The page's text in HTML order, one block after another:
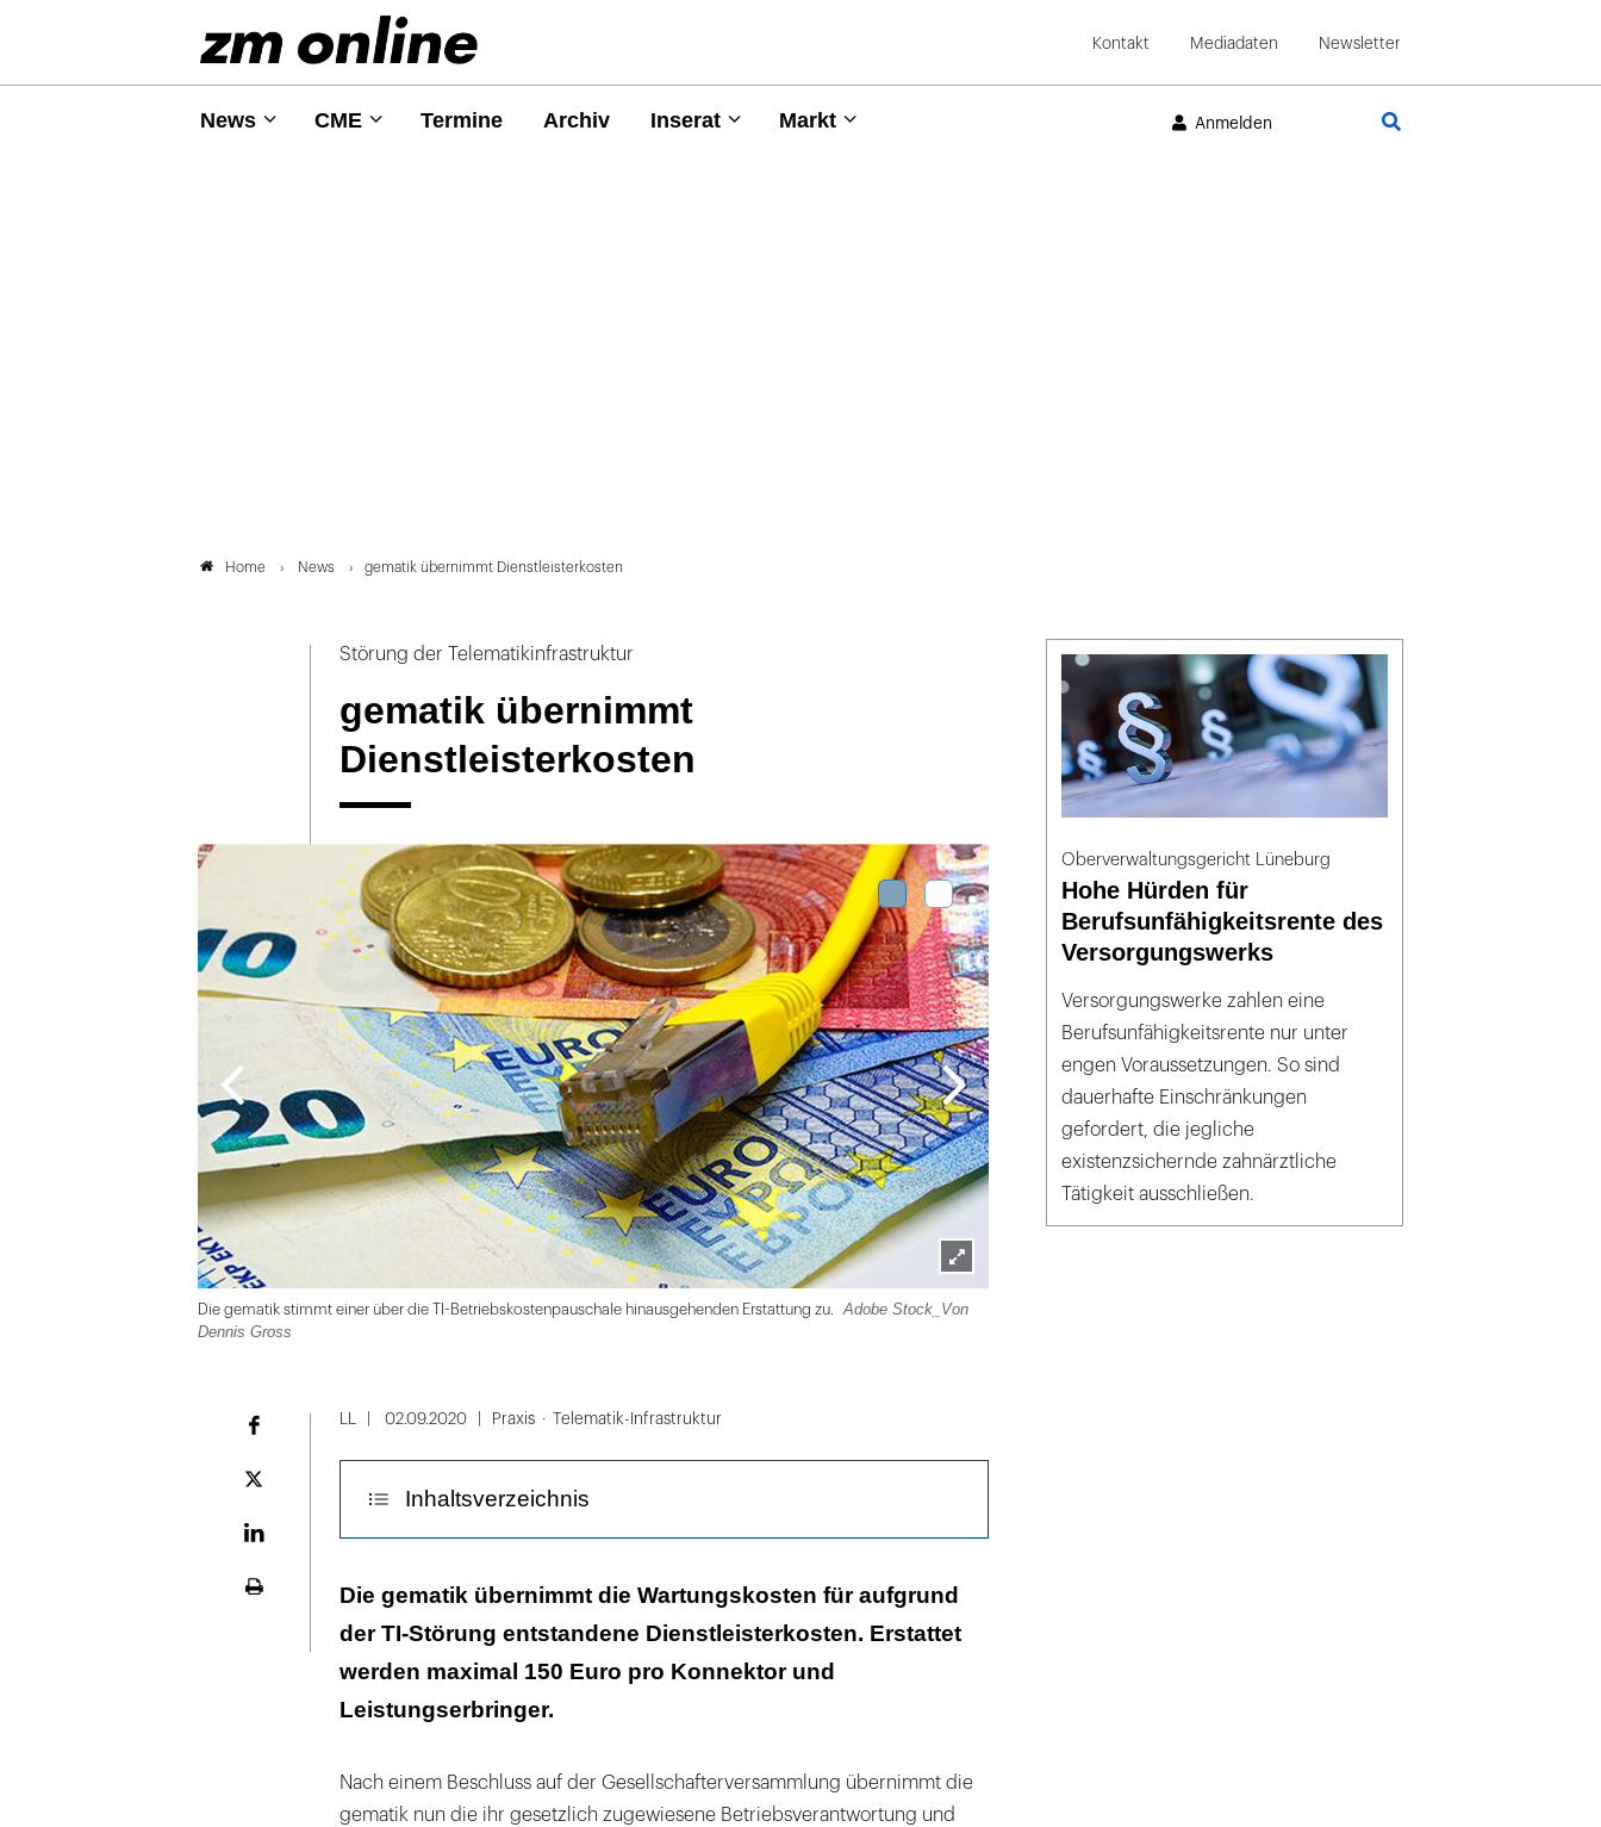
Kontakt Mediadaten Newsletter
News CME Termine Archiv Inserat Markt Anmelden
Home News gematik übernimmt Dienstleisterkosten
Störung der Tele­ma­tik­infra­struk­tur
gematik übernimmt
Dienstleisterkosten
Lightbox
öffnen
Die gematik stimmt einer über die TI-Betriebskostenpauschale hinausgehenden Erstattung zu.
Adobe Stock_Von
Dennis Gross
Plattform
02.09.2020 Praxis Telematik-Infrastruktur
Inhaltsverzeichnis
Die Erstattung erfolge "ausschließlich und ausdrücklich aus
Die gematik übernimmt die Wartungskosten für aufgrund
der TI-Störung entstandene Dienstleisterkosten. Erstattet
werden maximal 150 Euro pro Konnektor und
Leistungserbringer.
Nach einem Beschluss auf der Gesellschafter­versammlung übernimmt die
gematik nun die ihr gesetzlich zugewiesene Betriebsverantwortung und
Oberverwaltungsgericht Lüneburg
Hohe Hürden für
Berufsunfähigkeitsrente des
Versorgungswerks
Versorgungswerke zahlen eine
Berufsunfähigkeitsrente nur unter
engen Voraussetzungen. So sind
dauerhafte Einschränkungen
gefordert, die jegliche
existenzsichernde zahnärztliche
Tätigkeit ausschließen.